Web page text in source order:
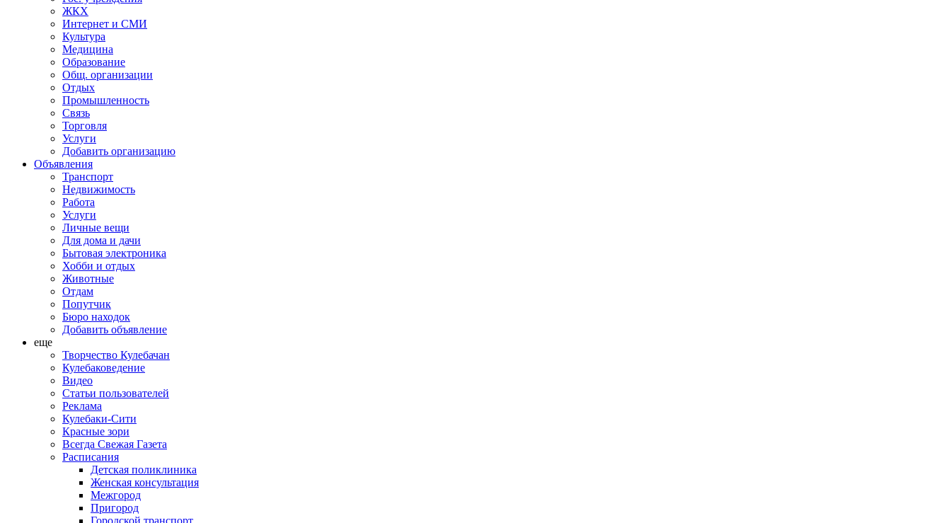
ЖКХ
Интернет и СМИ
Культура
Медицина
Образование
Общ. организации
Отдых
Промышленность
Связь
Торговля
Услуги
Добавить организацию
Объявления
Транспорт
Недвижимость
Работа
Услуги
Личные вещи
Для дома и дачи
Бытовая электроника
Хобби и отдых
Животные
Отдам
Попутчик
Бюро находок
Добавить объявление
еще
Творчество Кулебачан
Кулебаковедение
Видео
Статьи пользователей
Реклама
Кулебаки-Сити
Красные зори
Всегда Свежая Газета
Расписания
Детская поликлиника
Женская консультация
Межгород
Пригород
Городской транспорт